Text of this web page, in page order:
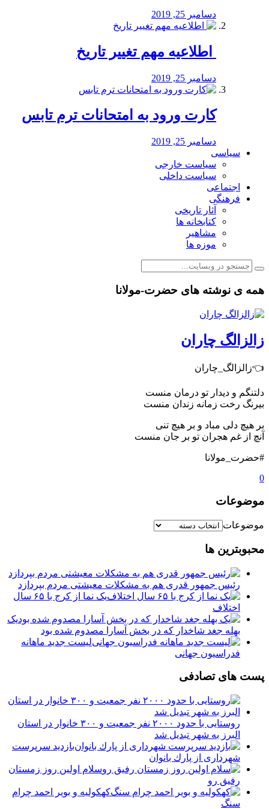
دسامبر 25, 2019
️ اطلاعیه مهم تغییر تاریخ
دسامبر 25, 2019
کارت ورود به امتحانات ترم تابس
دسامبر 25, 2019
سیاسی
سیاست خارجی
سیاست داخلی
اجتماعی
فرهنگی
آثار تاریخی
کتابخانه ها
مشاهیر
موزه ها
همه ی نوشته های حضرت-مولانا
زالزالگ چاران
👈زالزالگ_چاران
دلتنگم و دیدار تو درمان منست
بیرنگ رخت زمانه زندان منست
بر هیچ دلی مباد و بر هیچ تنی
آنچ از غم هجران تو بر جان منست
#حضرت_مولانا
0
موضوعات
موضوعات
محبوبترین ها
رئیس جمهور قدری هم به مشکلات معیشتی مردم بپردازد
یک نما از کرج با ۶۵ سال
اختلاف
یک
بهله جغد شاخدار که در بخش آسارا مصدوم شده بود
لیست جدید ماهانه
فدراسیون جهانی
پست های تصادفی
روستایی با حدود ۲۰۰۰ نفر جمعیت و ۳۰۰ خانوار در استان
البرز به شهر تبدیل شد
بازدید سرپرست
شهرداری از پارك بانوان
سلام اولین روز زمستان
رفیق رو
کهکولیه و بویر احمد چرام
سنگ